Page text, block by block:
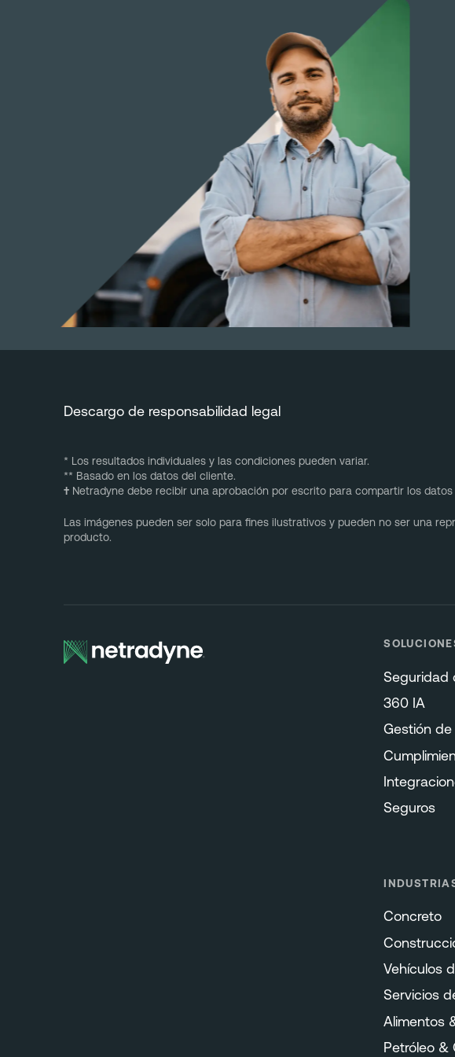
Descargo de responsabilidad legal
* Los resultados individuales y las condiciones pueden variar.
** Basado en los datos del cliente.
†Netradyne debe recibir una aprobación por escrito para compartir los datos
Las imágenes pueden ser solo para fines ilustrativos y pueden no ser una
producto.
Seguridad
360 IA
Gestión de
Seguros
Concreto
Vehículos
Servicios
Alimentos
Petróleo &